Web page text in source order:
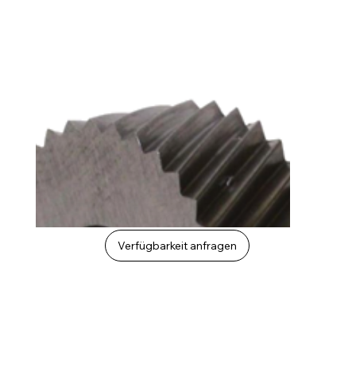
Verfügbarkeit anfragen